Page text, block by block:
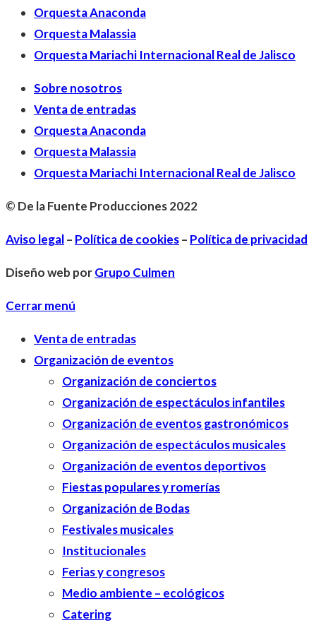
Orquesta Anaconda
Orquesta Malassia
Orquesta Mariachi Internacional Real de Jalisco
Sobre nosotros
Venta de entradas
Orquesta Anaconda
Orquesta Malassia
Orquesta Mariachi Internacional Real de Jalisco
© De la Fuente Producciones 2022
Aviso legal– Política de cookies– Política de privacidad
Diseño web porGrupo Culmen
Cerrar menú
Venta de entradas
Organización de eventos
Organización de conciertos
Organización de espectáculos infantiles
Organización de eventos gastronómicos
Organización de espectáculos musicales
Organización de eventos deportivos
Fiestas populares y romerías
Organización de Bodas
Festivales musicales
Institucionales
Ferias y congresos
Medio ambiente – ecológicos
Catering